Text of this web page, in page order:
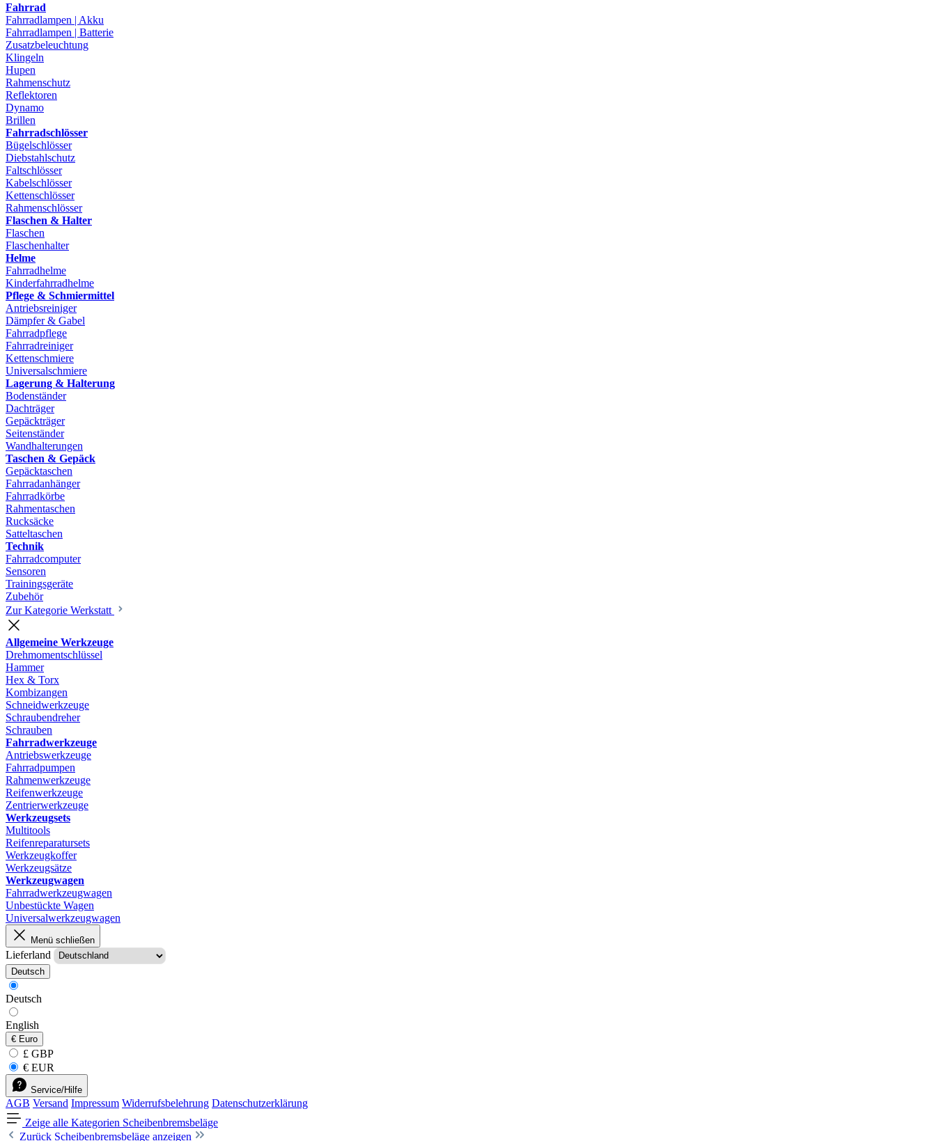
Fahrrad
Fahrradlampen | Akku
Fahrradlampen | Batterie
Zusatzbeleuchtung
Klingeln
Hupen
Rahmenschutz
Reflektoren
Dynamo
Brillen
Fahrradschlösser
Bügelschlösser
Diebstahlschutz
Faltschlösser
Kabelschlösser
Kettenschlösser
Rahmenschlösser
Flaschen & Halter
Flaschen
Flaschenhalter
Helme
Fahrradhelme
Kinderfahrradhelme
Pflege & Schmiermittel
Antriebsreiniger
Dämpfer & Gabel
Fahrradpflege
Fahrradreiniger
Kettenschmiere
Universalschmiere
Lagerung & Halterung
Bodenständer
Dachträger
Gepäckträger
Seitenständer
Wandhalterungen
Taschen & Gepäck
Gepäcktaschen
Fahrradanhänger
Fahrradkörbe
Rahmentaschen
Rucksäcke
Satteltaschen
Technik
Fahrradcomputer
Sensoren
Trainingsgeräte
Zubehör
Zur Kategorie Werkstatt
Allgemeine Werkzeuge
Drehmomentschlüssel
Hammer
Hex & Torx
Kombizangen
Schneidwerkzeuge
Schraubendreher
Schrauben
Fahrradwerkzeuge
Antriebswerkzeuge
Fahrradpumpen
Rahmenwerkzeuge
Reifenwerkzeuge
Zentrierwerkzeuge
Werkzeugsets
Multitools
Reifenreparatursets
Werkzeugkoffer
Werkzeugsätze
Werkzeugwagen
Fahrradwerkzeugwagen
Unbestückte Wagen
Universalwerkzeugwagen
Menü schließen
Lieferland
Deutsch
Deutsch
English
€ Euro
£ GBP
€ EUR
Service/Hilfe
AGB Versand Impressum Widerrufsbelehrung Datenschutzerklärung
Zeige alle Kategorien Scheibenbremsbeläge
Zurück Scheibenbremsbeläge anzeigen